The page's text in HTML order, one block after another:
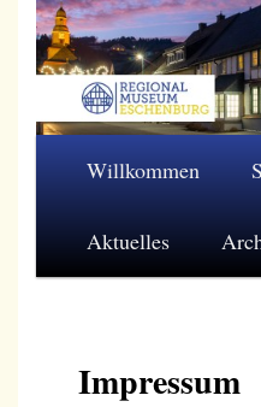
Zum
primären
Inhalt
Willkommen
Aktuelles
Impressum